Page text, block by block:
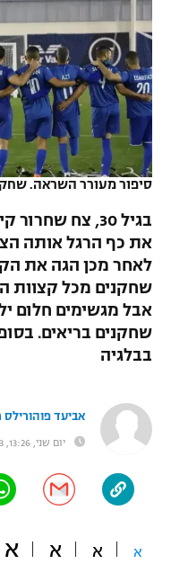
VOD
רץ ברשת
תוצאות
לוח שידורים
ברחבה
"מעל הליגה" –
"מחצית בשכונה" –
משתתפים וזוכים
תקנון משתתפים וזוכיםטניס
נבחרת ישראל
מכבי חיפה
בית"ר ירושלים
מכבי תל אביב
הפועל חיפה
הפועל באר שבע
מכבי נתניה
ליגה ספרדית
ליגה איטלקית
ליגה צרפתית
ליגה הולנדית
ליגה טורקית
ליגה סינית
ליגה ברזילאית
ליגות נוספות
מכבי תל אביב
הפועל חולון
הפועל ירושלים
דני אבדיה
יורוליג
יורוקאפ
טניס
כדוריד
כדורעף
שחייה
ג'ודו
אגרוף
ספורט אולימפי
UFC
אופניים
ספורט מוטורי
סיפור מעורר השראה.
בגיל 30, צח
לאחר מכן הגה את
שחקנים מכל קצוות
אבל מגשימים חלום
שחקנים בריאים.
בבלגיה
אביעד
יום שני, 13:26, 02.10.23
א א א א